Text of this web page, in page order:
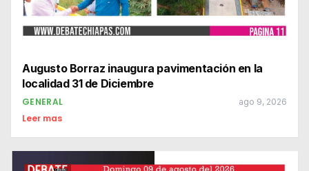
Augusto Borraz inaugura pavimentación en la
localidad 31 de Diciembre
GENERAL ago 9, 2026
Leer mas